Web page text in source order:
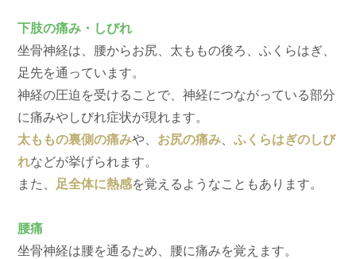
下肢の痛み・しびれ
坐骨神経は、腰からお尻、太ももの後ろ、ふくらはぎ、
足先を通っています。
神経の圧迫を受けることで、神経につながっている部分
に痛みやしびれ症状が現れます。
太ももの裏側の痛みや、 お尻の痛み、ふくらはぎのしび
れなどが挙げられます。
また、 足全体に熱感を覚えるようなこともあります。
腰痛
坐骨神経は腰を通るため、腰に痛みを覚えます。